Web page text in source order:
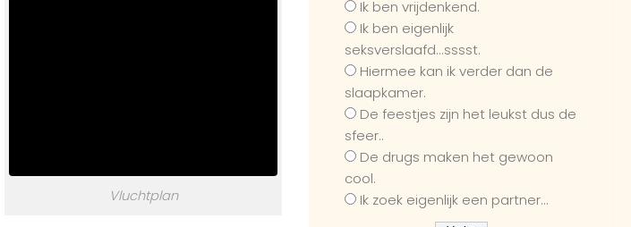
Vluchtplan
Ik ben vrijdenkend.
Ik ben eigenlijk
seksverslaafd...sssst.
Hiermee kan ik verder dan de
slaapkamer.
De feestjes zijn het leukst dus de
sfeer..
De drugs maken het gewoon
cool.
Ik zoek eigenlijk een partner...